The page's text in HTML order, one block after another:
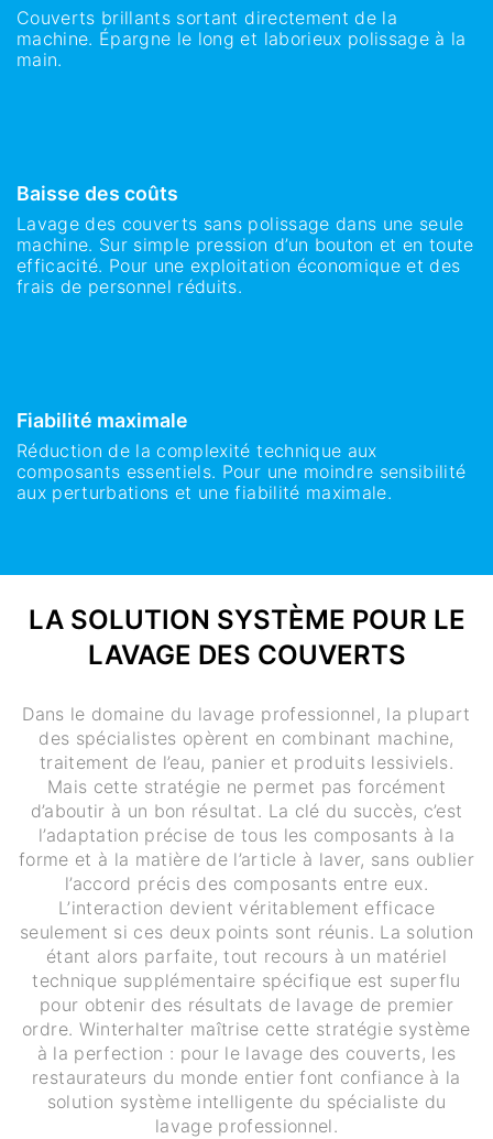
Couverts brillants sortant directement de la
machine. Épargne le long et laborieux polissage à la
main.
Baisse des coûts
Lavage des couverts sans polissage dans une seule
machine. Sur simple pression d’un bouton et en toute
efficacité. Pour une exploitation économique et des
frais de personnel réduits.
Fiabilité maximale
Réduction de la complexité technique aux
composants essentiels. Pour une moindre sensibilité
aux perturbations et une fiabilité maximale.
LA SOLUTION SYSTÈME POUR LE
LAVAGE DES COUVERTS
Dans le domaine du lavage professionnel, la plupart
des spécialistes opèrent en combinant machine,
traitement de l’eau, panier et produits lessiviels.
Mais cette stratégie ne permet pas forcément
d’aboutir à un bon résultat. La clé du succès, c’est
l’adaptation précise de tous les composants à la
forme et à la matière de l’article à laver, sans oublier
l’accord précis des composants entre eux.
L’interaction devient véritablement efficace
seulement si ces deux points sont réunis. La solution
étant alors parfaite, tout recours à un matériel
technique supplémentaire spécifique est superflu
pour obtenir des résultats de lavage de premier
ordre. Winterhalter maîtrise cette stratégie système
à la perfection : pour le lavage des couverts, les
restaurateurs du monde entier font confiance à la
solution système intelligente du spécialiste du
lavage professionnel.